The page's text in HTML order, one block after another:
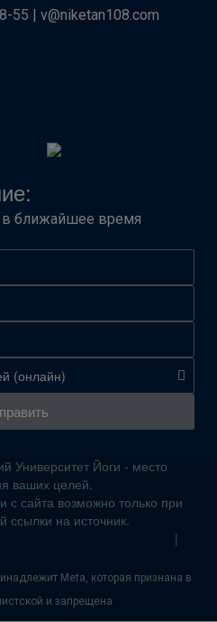
55 | v@niketan108.com
в ближайшее время
Университет Йоги - место
ваших целей.
сайта возможно только при
ссылки на источник.
|
Meta, которая признана в
и запрещена